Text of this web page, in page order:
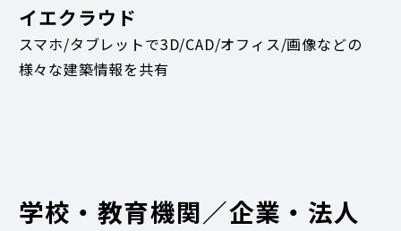
イエクラウド
スマホ/タブレットで3D/CAD/オフィス/画像などの
様々な建築情報を共有
学校・教育機関／企業・法人